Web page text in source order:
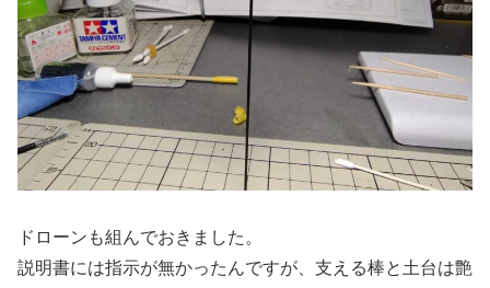
ドローンも組んでおきました。
説明書には指示が無かったんですが、支える棒と土台は艶